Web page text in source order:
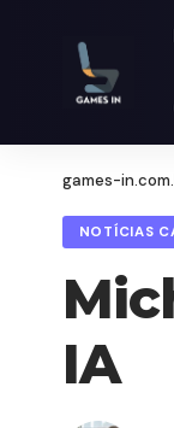
games-
NOTÍCIAS
IA